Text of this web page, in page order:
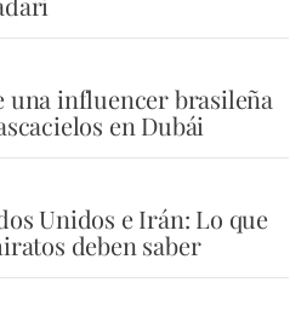
una influencer brasileña
en Dubái
Unidos e Irán: Lo que
deben saber